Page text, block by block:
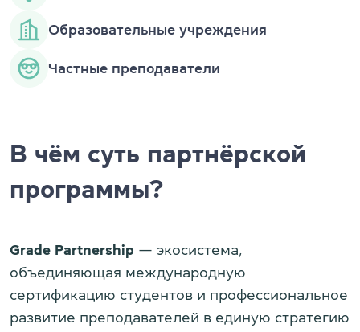
Образовательные учреждения
Частные преподаватели
В чём суть партнёрской
программы?
Grade Partnership — экосистема,
объединяющая международную
сертификацию студентов и профессиональное
развитие преподавателей в единую стратегию